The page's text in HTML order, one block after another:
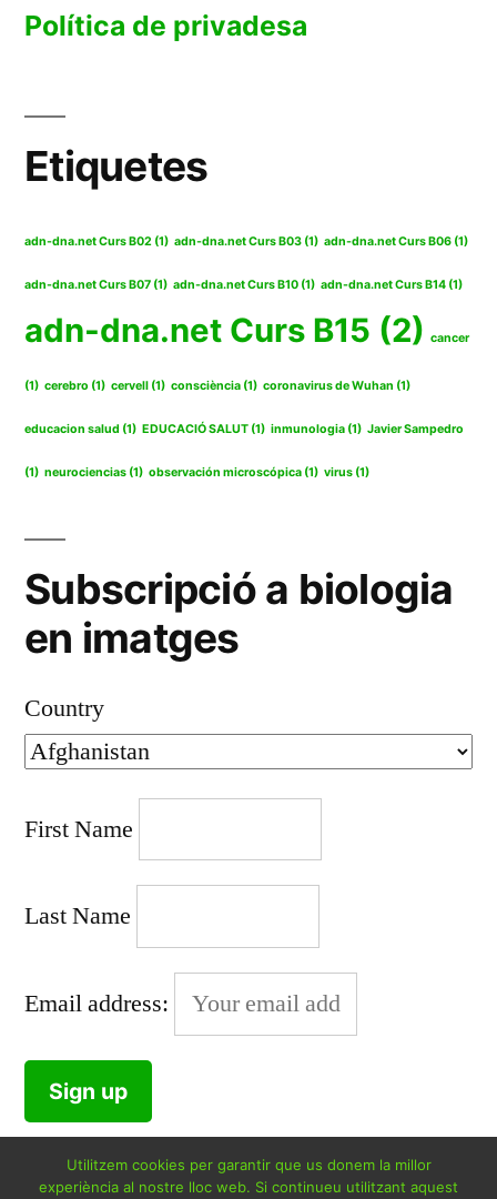
Política de privadesa
Etiquetes
adn-dna.net Curs B02 (1) adn-dna.net Curs B03 (1) adn-dna.net Curs B06 (1)
adn-dna.net Curs B07 (1) adn-dna.net Curs B10 (1) adn-dna.net Curs B14 (1)
adn-dna.net Curs B15 (2) cancer
(1) cerebro (1) cervell (1) consciència (1) coronavirus de Wuhan (1)
educacion salud (1) EDUCACIÓ SALUT (1) inmunologia (1) Javier Sampedro
(1) neurociencias (1) observación microscópica (1) virus (1)
Subscripció a biologia
en imatges
Country
First Name
Last Name
Email address:
Utilitzem cookies per garantir que us donem la millor
experiència al nostre lloc web. Si continueu utilitzant aquest